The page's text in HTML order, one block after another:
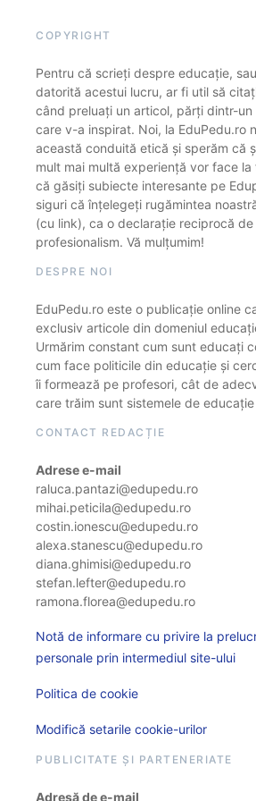
COPYRIGHT
Pentru că scrieți despre educație,
datorită acestui lucru, ar fi util să
când preluați un articol, părți dintr-un
care v-a inspirat. Noi, la EduPedu.ro
această conduită etică și sperăm că
mult mai multă experiență vor face la
că găsiți subiecte interesante pe
siguri că înțelegeți rugămintea
(cu link), ca o declarație reciprocă
profesionalism. Vă mulțumim!
DESPRE NOI
EduPedu.ro este o publicație online
exclusiv articole din domeniul
Urmărim constant cum sunt educați
cum face politicile din educație și
îi formează pe profesori, cât de
care trăim sunt sistemele de
CONTACT REDACȚIE
Adrese e-mail
raluca.pantazi@edupedu.ro
mihai.peticila@edupedu.ro
costin.ionescu@edupedu.ro
alexa.stanescu@edupedu.ro
diana.ghimisi@edupedu.ro
stefan.lefter@edupedu.ro
ramona.florea@edupedu.ro
Notă de informare cu privire la
personale prin intermediul site-ului
Politica de cookie
Modifică setarile cookie-urilor
PUBLICITATE ȘI PARTENERIATE
Adresă de e-mail